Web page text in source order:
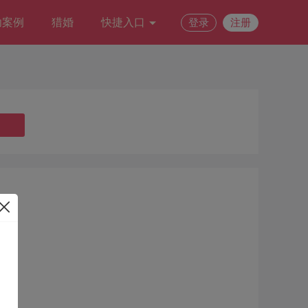
例 猎婚 快捷入口 登录 注册